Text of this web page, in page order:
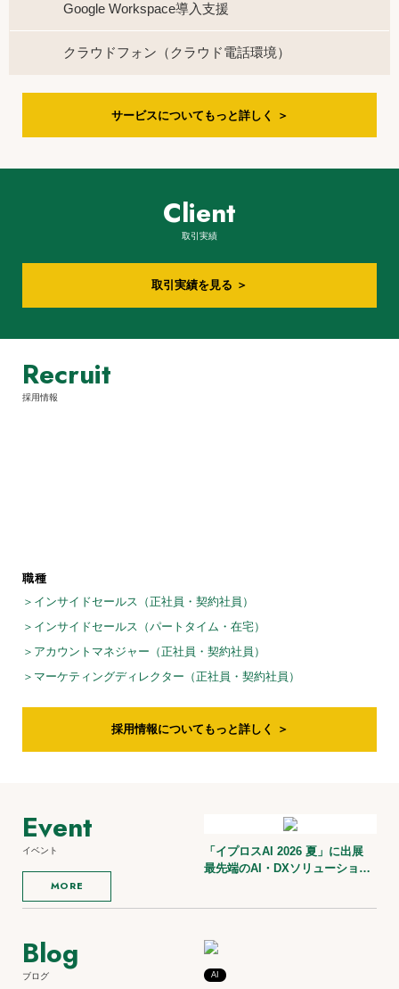
Google Workspace導入支援
クラウドフォン（クラウド電話環境）
サービスについて もっと詳しく ＞
Client
取引実績
取引実績を見る ＞
Recruit
採用情報
職種
＞ インサイドセールス（正社員・契約社員）
＞ インサイドセールス（パートタイム・在宅）
＞ アカウントマネジャー（正社員・契約社員）
＞ マーケティングディレクター（正社員・契約社員）
採用情報についてもっと詳しく ＞
Event
イベント
MORE
「イプロスAI 2026 夏」に出展
最先端のAI・DXソリューション
Blog
ブログ AI